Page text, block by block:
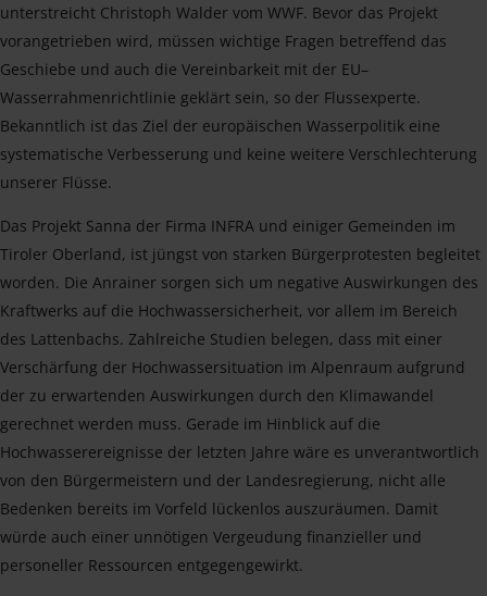
unterstreicht Christoph Walder vom WWF. Bevor das Projekt
vorangetrieben wird, müssen wichtige Fragen betreffend das
Geschiebe und auch die Vereinbarkeit mit der EU–
Wasserrahmenrichtlinie geklärt sein, so der Flussexperte.
Bekanntlich ist das Ziel der europäischen Wasserpolitik eine
systematische Verbesserung und keine weitere Verschlechterung
unserer Flüsse.
Das Projekt Sanna der Firma INFRA und einiger Gemeinden im
Tiroler Oberland, ist jüngst von starken Bürgerprotesten begleitet
worden. Die Anrainer sorgen sich um negative Auswirkungen des
Kraftwerks auf die Hochwassersicherheit, vor allem im Bereich
des Lattenbachs. Zahlreiche Studien belegen, dass mit einer
Verschärfung der Hochwassersituation im Alpenraum aufgrund
der zu erwartenden Auswirkungen durch den Klimawandel
gerechnet werden muss. Gerade im Hinblick auf die
Hochwasserereignisse der letzten Jahre wäre es unverantwortlich
von den Bürgermeistern und der Landesregierung, nicht alle
Bedenken bereits im Vorfeld lückenlos auszuräumen. Damit
würde auch einer unnötigen Vergeudung finanzieller und
personeller Ressourcen entgegengewirkt.